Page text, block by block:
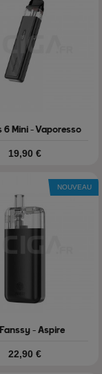
6 Mini - Vaporesso
Prix
19,90 €
- Aspire
NOUVEAU
Prix
22,90 €